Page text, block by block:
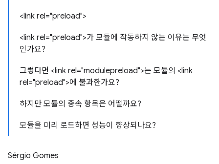
<link rel="preload">
<link rel="preload">가 모듈에 작동하지 않는 이유는 무엇
인가요?
그렇다면 <link rel="modulepreload">는 모듈의 <link
rel="preload">에 불과한가요?
하지만 모듈의 종속 항목은 어떨까요?
모듈을 미리 로드하면 성능이 향상되나요?
Sérgio Gomes